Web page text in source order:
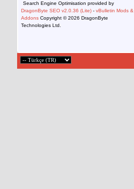
Search Engine Optimisation provided by
DragonByte SEO v2.0.36 (Lite) - vBulletin Mods &
Addons Copyright © 2026 DragonByte
Technologies Ltd.